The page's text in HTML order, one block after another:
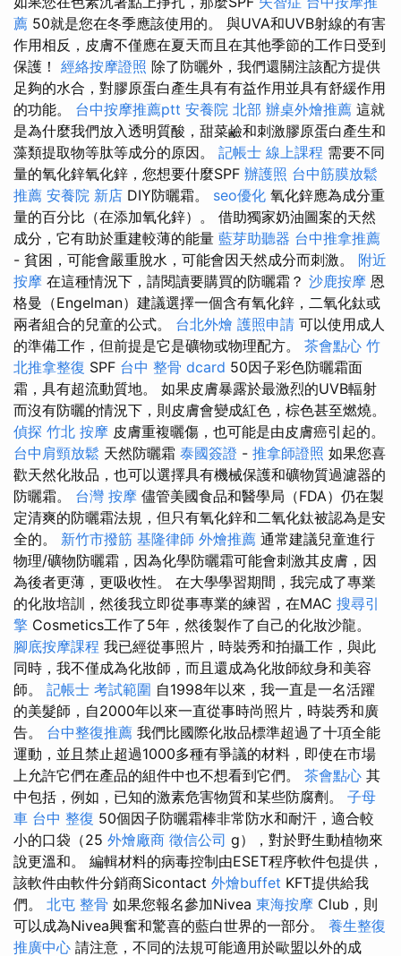
薦 50就是您在冬季應該使用的。 與UVA和UVB射線的有害
作用相反，皮膚不僅應在夏天而且在其他季節的工作日受到
保護！ 經絡按摩證照 除了防曬外，我們還關注該配方提供
足夠的水合，對膠原蛋白產生具有有益作用並具有舒緩作用
的功能。 台中按摩推薦ptt 安養院 北部 辦桌外燴推薦 這就
是為什麼我們放入透明質酸，甜菜鹼和刺激膠原蛋白產生和
藻類提取物等肽等成分的原因。 記帳士 線上課程 需要不同
量的氧化鋅氧化鋅，您想要什麼SPF 辦護照 台中筋膜放鬆
推薦 安養院 新店 DIY防曬霜。 seo優化 氧化鋅應為成分重
量的百分比（在添加氧化鋅）。 借助獨家奶油圖案的天然
成分，它有助於重建較薄的能量 藍芽助聽器 台中推拿推薦
- 貧困，可能會嚴重脫水，可能會因天然成分而刺激。 附近
按摩 在這種情況下，請閱讀要購買的防曬霜？ 沙鹿按摩 恩
格曼（Engelman）建議選擇一個含有氧化鋅，二氧化鈦或
兩者組合的兒童的公式。 台北外燴 護照申請 可以使用成人
的準備工作，但前提是它是礦物或物理配方。 茶會點心 竹
北推拿整復 SPF 台中 整骨 dcard 50因子彩色防曬霜面
霜，具有超流動質地。 如果皮膚暴露於最激烈的UVB輻射
而沒有防曬的情況下，則皮膚會變成紅色，棕色甚至燃燒。
偵探 竹北 按摩 皮膚重複曬傷，也可能是由皮膚癌引起的。
台中肩頸放鬆 天然防曬霜 泰國簽證 - 推拿師證照 如果您喜
歡天然化妝品，也可以選擇具有機械保護和礦物質過濾器的
防曬霜。 台灣 按摩 儘管美國食品和醫學局（FDA）仍在製
定清爽的防曬霜法規，但只有氧化鋅和二氧化鈦被認為是安
全的。 新竹市撥筋 基隆律師 外燴推薦 通常建議兒童進行
物理/礦物防曬霜，因為化學防曬霜可能會刺激其皮膚，因
為後者更薄，更吸收性。 在大學學習期間，我完成了專業
的化妝培訓，然後我立即從事專業的練習，在MAC 搜尋引
擎 Cosmetics工作了5年，然後製作了自己的化妝沙龍。
腳底按摩課程 我已經從事照片，時裝秀和拍攝工作，與此
同時，我不僅成為化妝師，而且還成為化妝師紋身和美容
師。 記帳士 考試範圍 自1998年以來，我一直是一名活躍
的美髮師，自2000年以來一直從事時尚照片，時裝秀和廣
告。 台中整復推薦 我們比國際化妝品標準超過了十項全能
運動，並且禁止超過1000多種有爭議的材料，即使在市場
上允許它們在產品的組件中也不想看到它們。 茶會點心 其
中包括，例如，已知的激素危害物質和某些防腐劑。 子母
車 台中 整復 50個因子防曬霜棒非常防水和耐汗，適合較
小的口袋（25 外燴廠商 徵信公司 g），對於野生動植物來
說更溫和。 編輯材料的病毒控制由ESET程序軟件包提供，
該軟件由軟件分銷商Sicontact 外燴buffet KFT提供給我
們。 北屯 整骨 如果您報名參加Nivea 東海按摩 Club，則
可以成為Nivea興奮和驚喜的藍白世界的一部分。 養生整復
推廣中心 請注意，不同的法規可能適用於歐盟以外的成